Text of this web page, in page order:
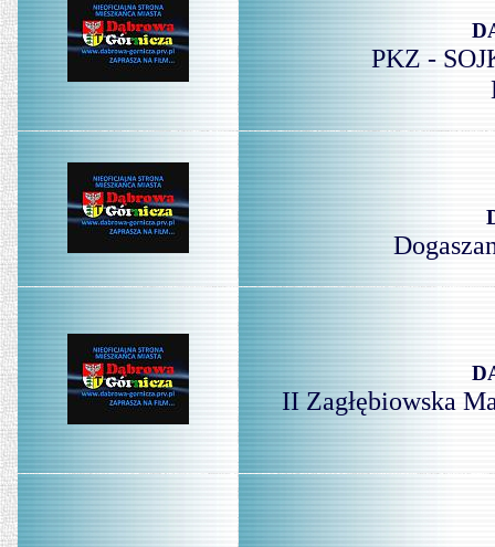
PKZ -
II Zagłębiowska